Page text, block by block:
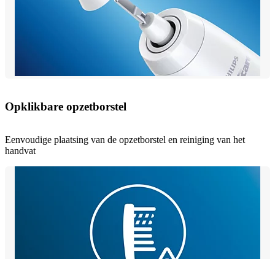
Opklikbare opzetborstel
Eenvoudige plaatsing van de opzetborstel en reiniging van het
handvat